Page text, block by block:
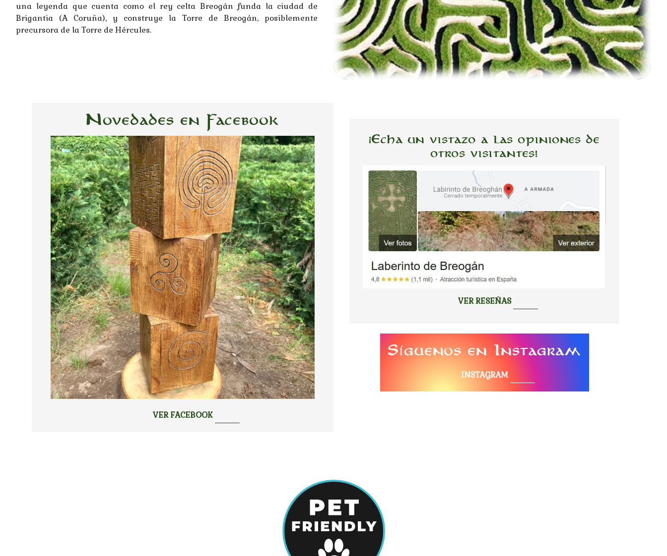
una leyenda que cuenta como el rey celta Breogán funda la ciudad de
Brigantia (A Coruña), y construye la Torre de Breogán, posiblemente
precursora de la Torre de Hércules.
Novedades en Facebook
VER FACEBOOK
¡Echa un vistazo a las opiniones de
otros visitantes!
VER RESEÑAS
Síguenos en Instagram
INSTAGRAM